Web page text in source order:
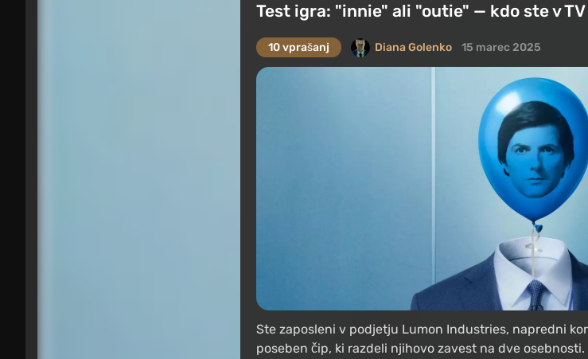
Test igra: "innie" ali "outie" — kdo ste v
10 vprašanj Diana Golenko 15 marec 2025
Ste zaposleni v podjetju Lumon Industries, napredni
poseben čip, ki razdeli njihovo zavest na dve